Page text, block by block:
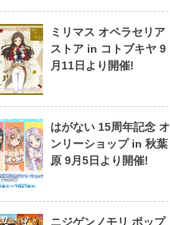
ミリマス オペラセリア
ストア in コトブキヤ 9
月11日より開催!
はがない 15周年記念 オ
ンリーショップ in 秋葉
原 9月5日より開催!
ニジゲンノモリ ポップ